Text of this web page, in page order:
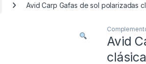
Búsqueda no disponible
se pudo cargar el widget de búsqueda.
Avid Carp Gafas de sol polarizadas
Avid